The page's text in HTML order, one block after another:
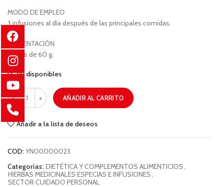
MODO DE EMPLEO
3 infusiones al día después de las principales comidas.
PRESENTACIÓN
Bolsas de 60 g.
99 disponibles
AÑADIR AL CARRITO
Añadir a la lista de deseos
COD: YN00000023
Categorías: DIETÉTICA Y COMPLEMENTOS ALIMENTICIOS,
HIERBAS MEDICINALES ESPECIAS E INFUSIONES,
SECTOR CUIDADO PERSONAL